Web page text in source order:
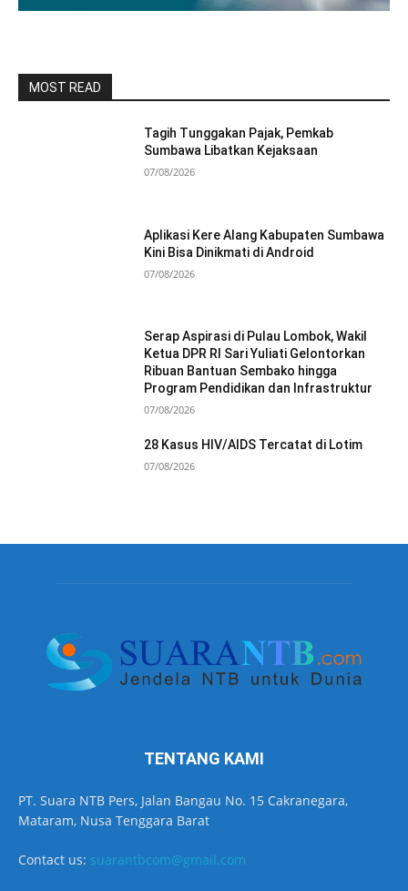
MOST READ
Tagih Tunggakan Pajak, Pemkab
Sumbawa Libatkan Kejaksaan
07/08/2026
Aplikasi Kere Alang Kabupaten Sumbawa
Kini Bisa Dinikmati di Android
07/08/2026
Serap Aspirasi di Pulau Lombok, Wakil
Ketua DPR RI Sari Yuliati Gelontorkan
Ribuan Bantuan Sembako hingga
Program Pendidikan dan Infrastruktur
07/08/2026
28 Kasus HIV/AIDS Tercatat di Lotim
07/08/2026
TENTANG KAMI
PT. Suara NTB Pers, Jalan Bangau No. 15 Cakranegara,
Mataram, Nusa Tenggara Barat
Contact us: suarantbcom@gmail.com